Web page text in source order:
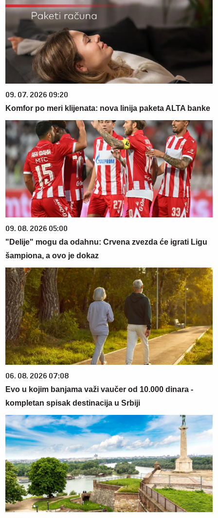
09. 07. 2026 09:20
Komfor po meri klijenata: nova linija paketa ALTA banke
09. 08. 2026 05:00
"Delije" mogu da odahnu: Crvena zvezda će igrati Ligu
šampiona, a ovo je dokaz
06. 08. 2026 07:08
Evo u kojim banjama važi vaučer od 10.000 dinara -
kompletan spisak destinacija u Srbiji